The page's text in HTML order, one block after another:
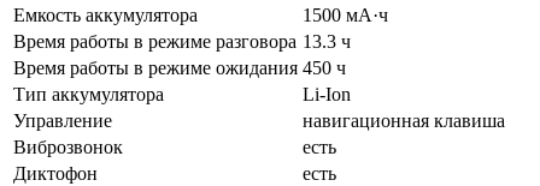
Емкость аккумулятора
1500 мА·ч
Время работы в режиме разговора 13.3 ч
Время работы в режиме ожидания 450 ч
Тип аккумулятора
Li-Ion
Управление
навигационная клавиша
Виброзвонок
есть
Диктофон
есть